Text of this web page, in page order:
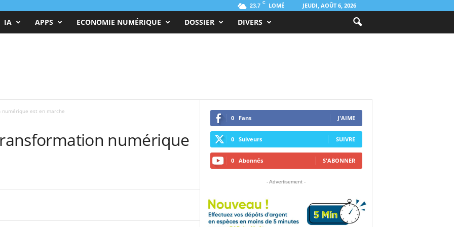
23.7 C LOMÉ JEUDI, AOÛT 6, 2026
IA APPS ECONOMIE NUMÉRIQUE DOSSIER DIVERS
est en marche
numérique
0 Fans J'AIME
0 Suiveurs SUIVRE
0 Abonnés S'ABONNER
- Advertisement -